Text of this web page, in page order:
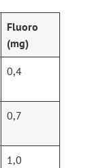
Fluoro
(mg)
0,4
0,7
1,0